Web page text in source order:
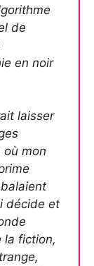
de
en noir
laisser
où mon
décide et
la fiction,